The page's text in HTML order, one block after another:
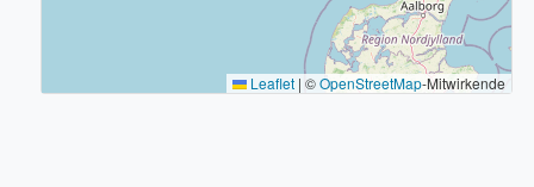
Leaflet | ©OpenStreetMap-Mitwirkende